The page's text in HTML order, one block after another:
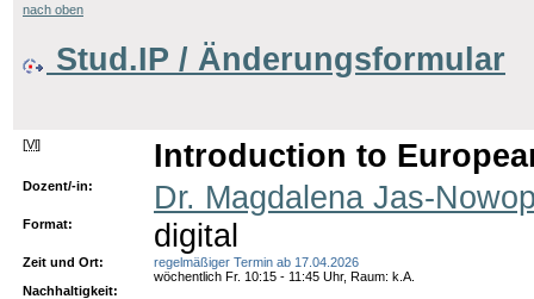
nach oben
Stud.IP / Änderungsformular
[Vl] Introduction to
Dozent/-in: Dr. Magdalena Jas-
Format: digital
Zeit und Ort:
regelmäßiger Termin ab 17.04.2026
wöchentlich Fr. 10:15 - 11:45 Uhr, Raum: k.A.
Nachhaltigkeit: